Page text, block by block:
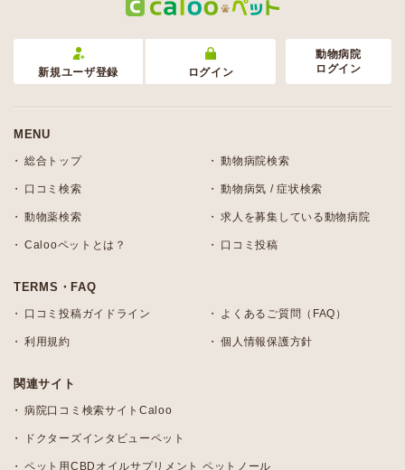
新規ユーザ登録 ログイン
動物病院
ログイン
MENU
総合トップ 動物病院検索
口コミ検索 動物病気 / 症状検索
動物薬検索 求人を募集している動物病院
Calooペットとは？ 口コミ投稿
TERMS・FAQ
口コミ投稿ガイドライン よくあるご質問（FAQ）
利用規約 個人情報保護方針
関連サイト
病院口コミ検索サイトCaloo
ドクターズインタビューペット
ペット用CBDオイルサプリメント ペットノール